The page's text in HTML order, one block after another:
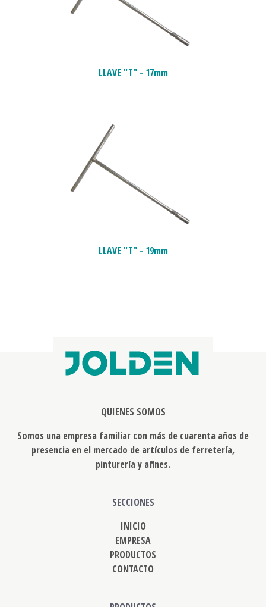
LLAVE "T" - 17mm
LLAVE "T" - 19mm
QUIENES SOMOS
Somos una empresa familiar con más de cuarenta años de
presencia en el mercado de artículos de ferretería,
pinturería y afines.
SECCIONES
INICIO
EMPRESA
PRODUCTOS
CONTACTO